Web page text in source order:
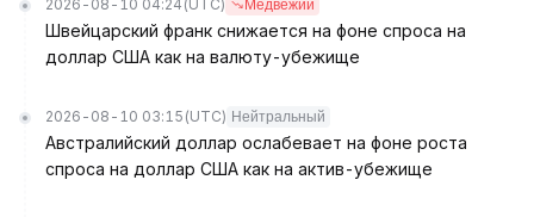
2026-08-10 04:24 (UTC) Медвежий
Швейцарский франк снижается на фоне спроса на
доллар США как на валюту-убежище
2026-08-10 03:15 (UTC) Нейтральный
Австралийский доллар ослабевает на фоне роста
спроса на доллар США как на актив-убежище